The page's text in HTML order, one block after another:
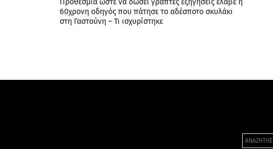
60χρονη οδηγός που πάτησε το αδέσποτο σκυλάκι
στη Γαστούνη – Τι ισχυρίστηκε